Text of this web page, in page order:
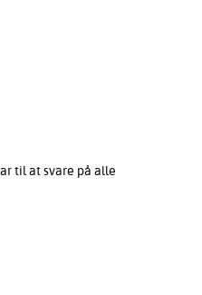
til at svare på alle